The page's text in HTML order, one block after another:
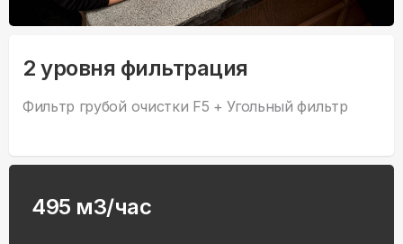
2 уровня фильтрация
Фильтр грубой очистки F5 + Угольный фильтр
495 м3/час